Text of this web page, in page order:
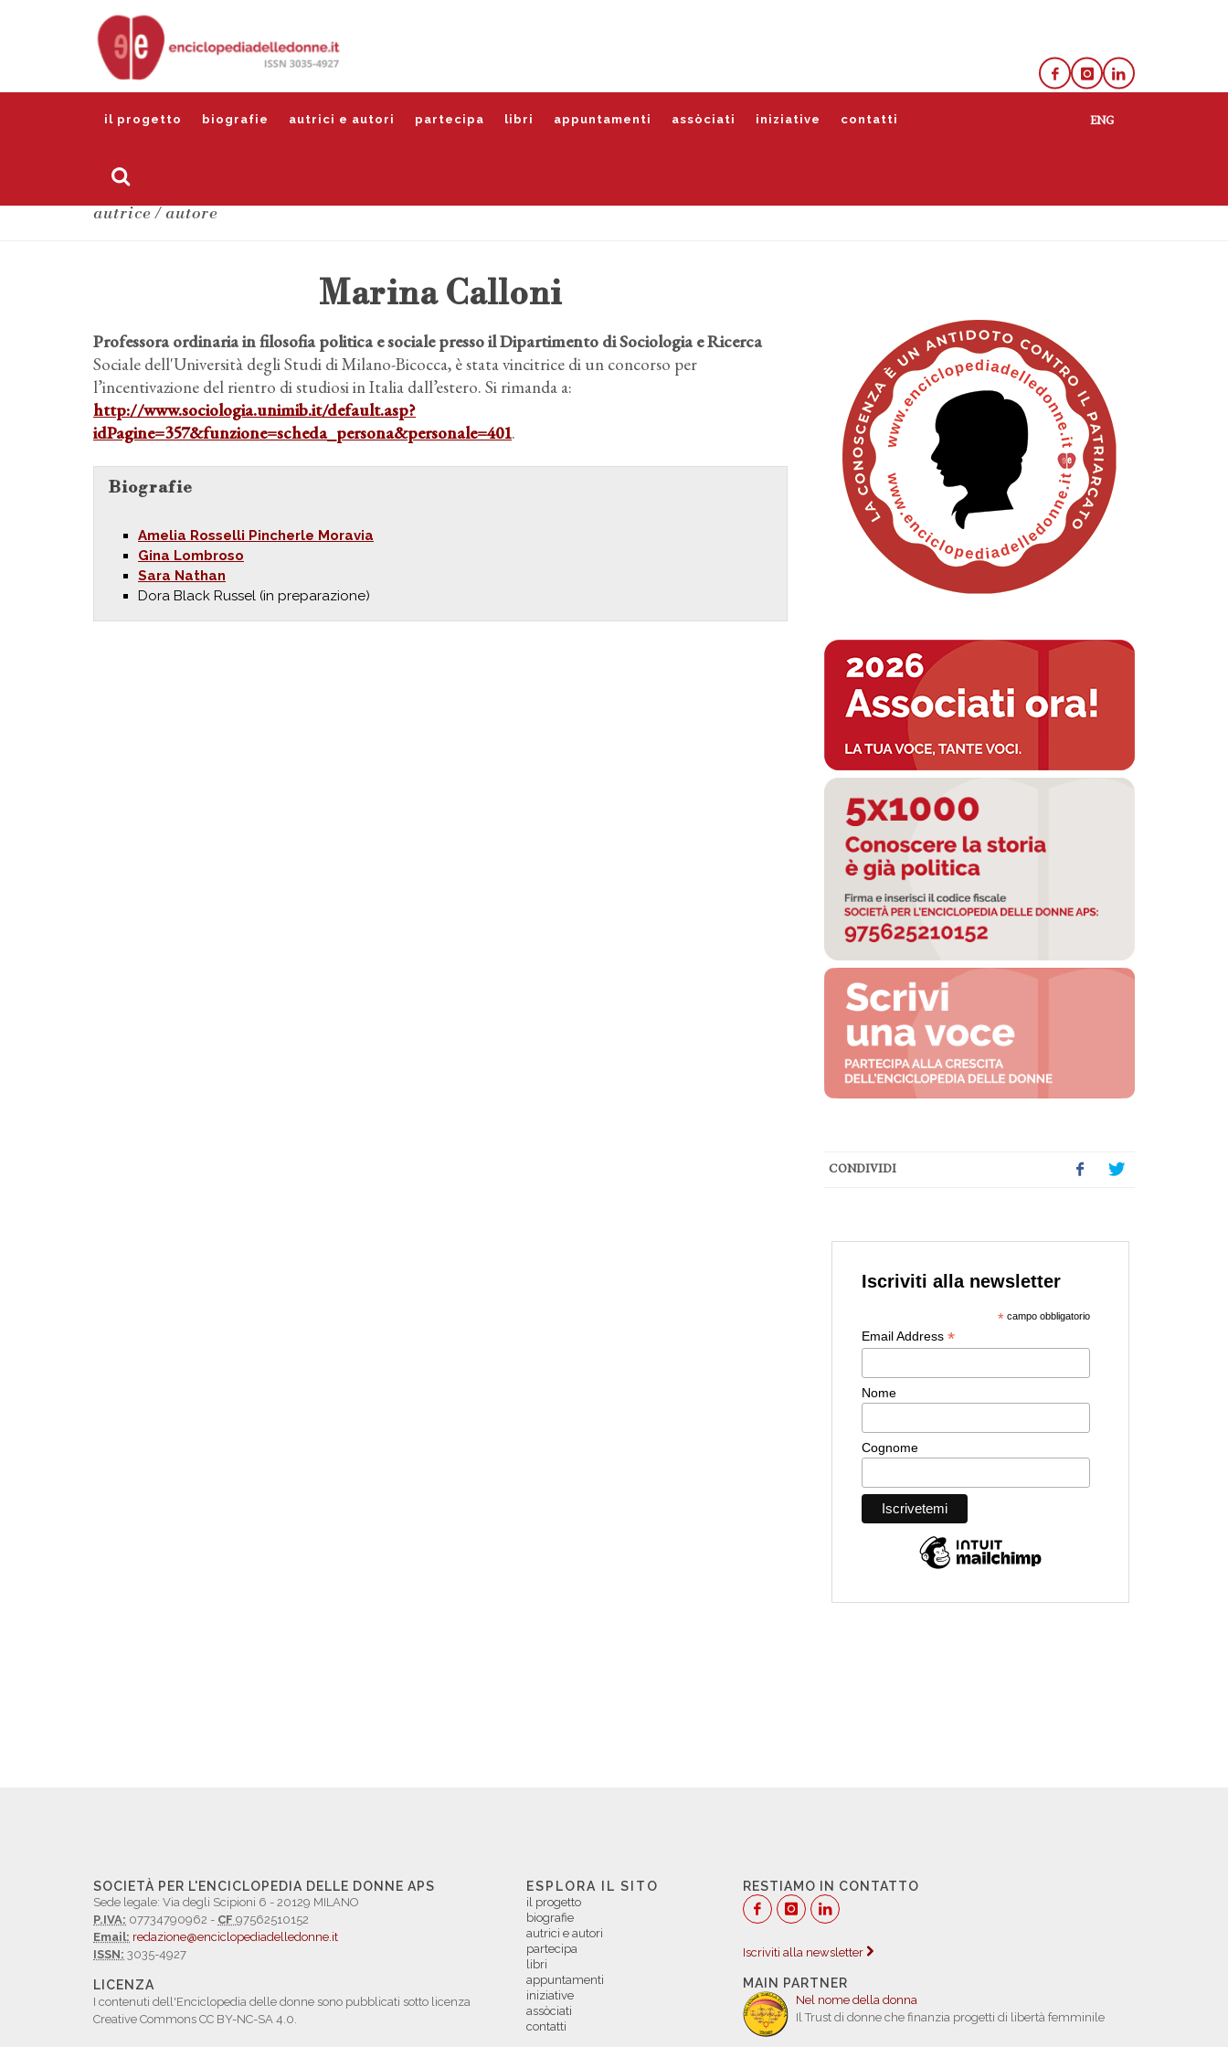
il progetto biografie autrici e autori partecipa libri appuntamenti assòciati iniziative contatti
autrice / autore
CONDIVIDI
Marina Calloni
Professora ordinaria in filosofia politica e sociale presso il Dipartimento di Sociologia e Ricerca
Sociale dell'Università degli Studi di Milano-Bicocca, è stata vincitrice di un concorso per
l’incentivazione del rientro di studiosi in Italia dall’estero. Si rimanda a:
http://www.sociologia.unimib.it/default.asp?
idPagine=357&funzione=scheda_persona&personale=401.
Biografie
Amelia Rosselli Pincherle Moravia
Gina Lombroso
Sara Nathan
Dora Black Russel (in preparazione)
SOCIETÀ PER L'ENCICLOPEDIA DELLE DONNE APS
Sede legale: Via degli Scipioni 6 - 20129 MILANO
P.IVA: 07734790962 - CF 97562510152
Email: redazione@enciclopediadelledonne.it
ISSN: 3035-4927
LICENZA
I contenuti dell'Enciclopedia delle donne sono pubblicati sotto licenza
Creative Commons CC BY-NC-SA 4.0.
ESPLORA IL SITO
il progetto
biografie
autrici e autori
partecipa
libri
appuntamenti
iniziative
assòciati
contatti
RESTIAMO IN CONTATTO
Iscriviti alla newsletter
MAIN PARTNER
Nel nome della donna
Il Trust di donne che finanzia progetti di libertà femminile